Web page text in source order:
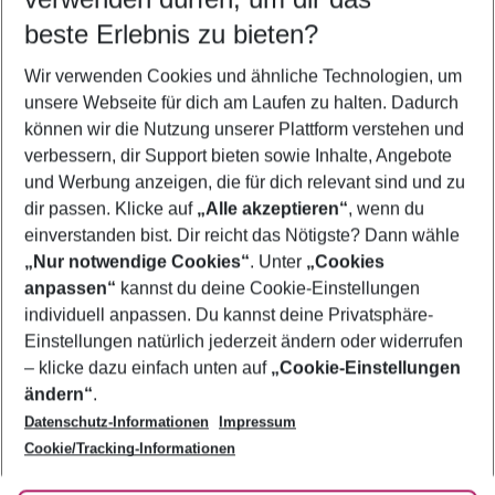
5-8 Nächte
2 Erwachsene Keine Kinder
Mehr Filter anzeigen
Footer
Footer navigation
Über uns
AGB
Bestpreisgarantie
Cookie-Einstellungen ändern
Cookie-Richtlinie
Agenturbetreuung
Barrierefreies Reisen
Folge uns
beste Erlebnis zu bieten?
Wir verwenden Cookies und ähnliche Technologien, um
unsere Webseite für dich am Laufen zu halten. Dadurch
können wir die Nutzung unserer Plattform verstehen und
verbessern, dir Support bieten sowie Inhalte, Angebote
und Werbung anzeigen, die für dich relevant sind und zu
dir passen. Klicke auf „Alle akzeptieren“, wenn du
einverstanden bist. Dir reicht das Nötigste? Dann wähle
„Nur notwendige Cookies“. Unter „Cookies
anpassen“ kannst du deine Cookie-Einstellungen
individuell anpassen. Du kannst deine Privatsphäre-
Einstellungen natürlich jederzeit ändern oder widerrufen
– klicke dazu einfach unten auf „Cookie-Einstellungen
ändern“.
Datenschutz-Informationen
Impressum
Cookie/Tracking-Informationen